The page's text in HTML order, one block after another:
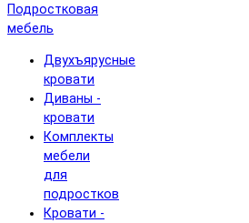
Подростковая
мебель
Двухъярусные
кровати
Диваны -
кровати
Комплекты
мебели
для
подростков
Кровати -